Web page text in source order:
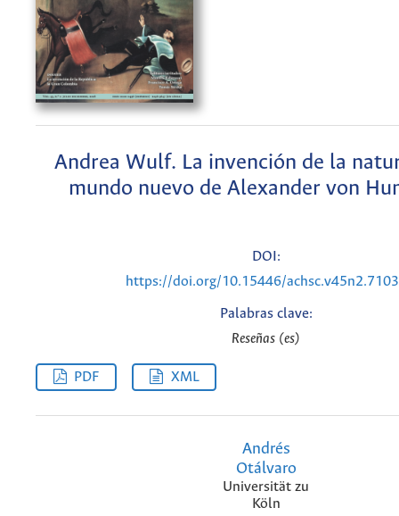
Andrea Wulf. La invención de la
mundo nuevo de Alexander von
DOI:
https://doi.org/10.15446/
Palabras clave:
Reseñas (es)
PDF XML
Andrés
Otálvaro
Universität zu
Köln